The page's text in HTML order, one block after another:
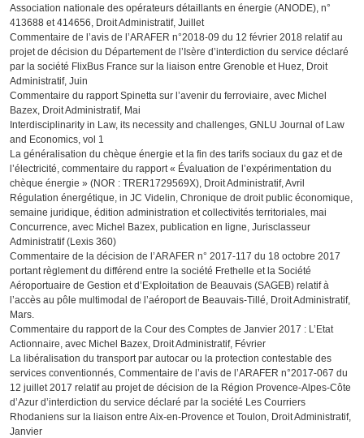
Association nationale des opérateurs détaillants en énergie (ANODE), n°
413688 et 414656, Droit Administratif, Juillet
Commentaire de l’avis de l’ARAFER n°2018-09 du 12 février 2018 relatif au
projet de décision du Département de l’Isère d’interdiction du service déclaré
par la société FlixBus France sur la liaison entre Grenoble et Huez, Droit
Administratif, Juin
Commentaire du rapport Spinetta sur l’avenir du ferroviaire, avec Michel
Bazex, Droit Administratif, Mai
Interdisciplinarity in Law, its necessity and challenges, GNLU Journal of Law
and Economics, vol 1
La généralisation du chèque énergie et la fin des tarifs sociaux du gaz et de
l’électricité, commentaire du rapport « Évaluation de l’expérimentation du
chèque énergie » (NOR : TRER1729569X), Droit Administratif, Avril
Régulation énergétique, in JC Videlin, Chronique de droit public économique,
semaine juridique, édition administration et collectivités territoriales, mai
Concurrence, avec Michel Bazex, publication en ligne, Jurisclasseur
Administratif (Lexis 360)
Commentaire de la décision de l’ARAFER n° 2017-117 du 18 octobre 2017
portant règlement du différend entre la société Frethelle et la Société
Aéroportuaire de Gestion et d’Exploitation de Beauvais (SAGEB) relatif à
l’accès au pôle multimodal de l’aéroport de Beauvais-Tillé, Droit Administratif,
Mars.
Commentaire du rapport de la Cour des Comptes de Janvier 2017 : L’Etat
Actionnaire, avec Michel Bazex, Droit Administratif, Février
La libéralisation du transport par autocar ou la protection contestable des
services conventionnés, Commentaire de l’avis de l’ARAFER n°2017-067 du
12 juillet 2017 relatif au projet de décision de la Région Provence-Alpes-Côte
d’Azur d’interdiction du service déclaré par la société Les Courriers
Rhodaniens sur la liaison entre Aix-en-Provence et Toulon, Droit Administratif,
Janvier